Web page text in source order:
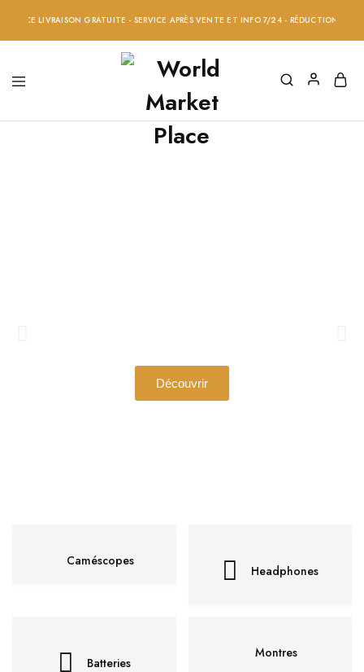
LIVRAISON GRATUITE - SERVICE APRÈS VENTE ET INFO 7/24 - RÉDUCTION 20%
Découvrir
Caméscopes
Headphones
Batteries
Montres